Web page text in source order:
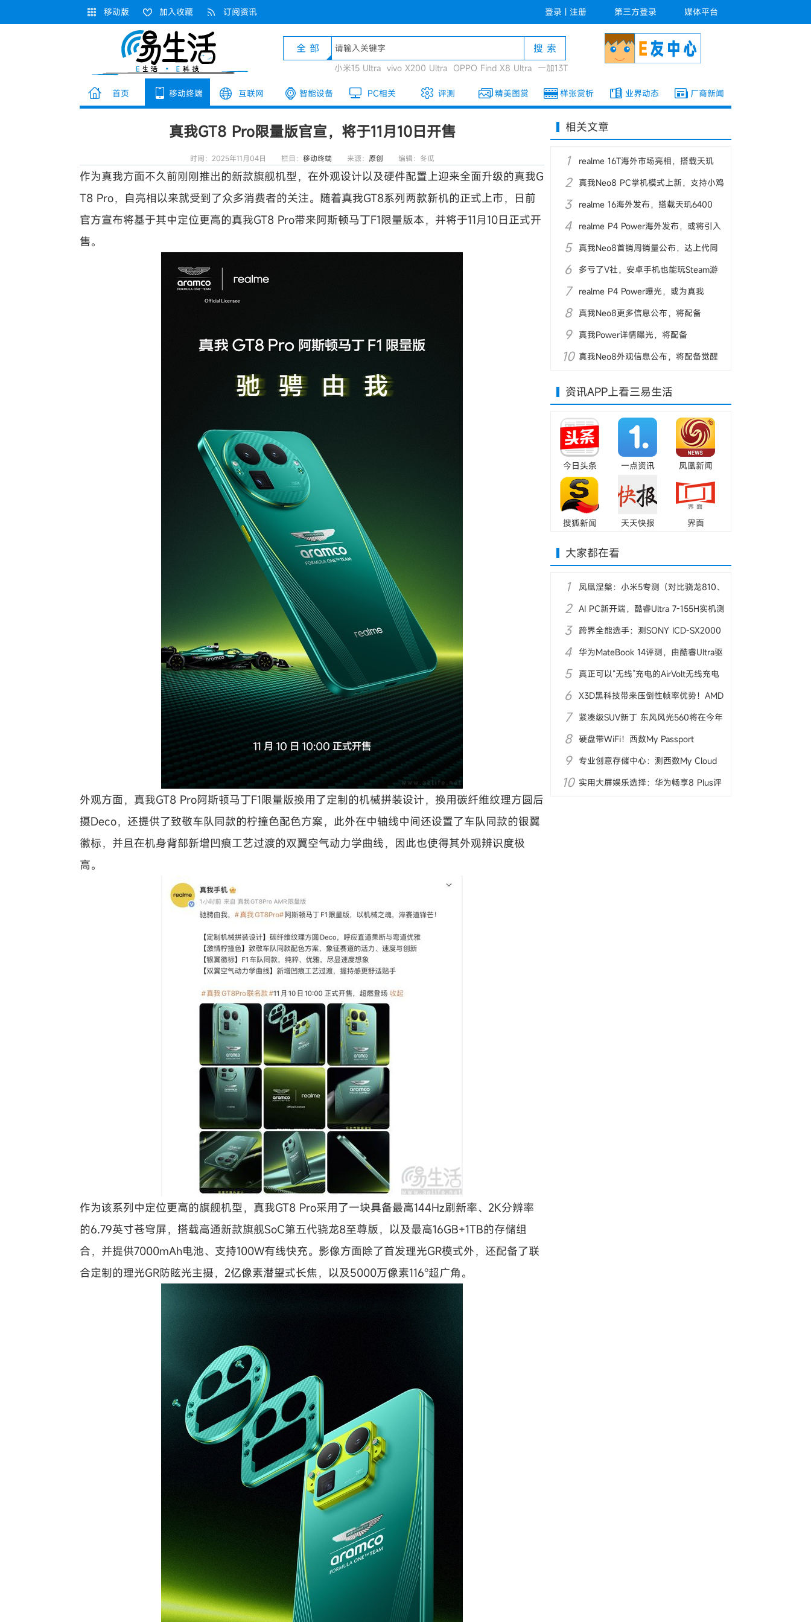
移动版 加入收藏 订阅资讯 登录 | 注册 第三方登录 媒体平台
全 部
小米15 Ultra vivo X200 Ultra OPPO Find X8 Ultra 一加13T
首页 移动终端 互联网 智能设备 PC相关 评测 精美图赏 样张赏析 业界动态 厂商新闻
真我GT8 Pro限量版官宣，将于11月10日开售
时间：2025年11月04日 栏目： 移动终端 来源： 原创 编辑：冬瓜
作为真我方面不久前刚刚推出的新款旗舰机型，在外观设计以及硬件配置上迎来全面升级的真我G
T8 Pro，自亮相以来就受到了众多消费者的关注。随着真我GT8系列两款新机的正式上市，日前
官方宣布将基于其中定位更高的真我GT8 Pro带来阿斯顿马丁F1限量版本，并将于11月10日正式开
售。
外观方面，真我GT8 Pro阿斯顿马丁F1限量版换用了定制的机械拼装设计，换用碳纤维纹理方圆后
摄Deco，还提供了致敬车队同款的柠撞色配色方案，此外在中轴线中间还设置了车队同款的银翼
徽标，并且在机身背部新增凹痕工艺过渡的双翼空气动力学曲线，因此也使得其外观辨识度极
高。
作为该系列中定位更高的旗舰机型，真我GT8 Pro采用了一块具备最高144Hz刷新率、2K分辨率
的6.79英寸苍穹屏，搭载高通新款旗舰SoC第五代骁龙8至尊版，以及最高16GB+1TB的存储组
合，并提供7000mAh电池、支持100W有线快充。影像方面除了首发理光GR模式外，还配备了联
合定制的理光GR防眩光主摄，2亿像素潜望式长焦，以及5000万像素116°超广角。
相关文章
1
realme 16T海外市场亮相，搭载天玑
6300主控
2
真我Neo8 PC掌机模式上新，支持小鸡
X5s手柄
3
realme 16海外发布，搭载天玑6400
Turbo
4
realme P4 Power海外发布，或将引入
国内市场
5
真我Neo8首销周销量公布，达上代同
期的200%
6
多亏了V社，安卓手机也能玩Steam游
7
realme P4 Power曝光，或为真我
Power海外版
8
真我Neo8更多信息公布，将配备
8000mAh电池
9
真我Power详情曝光，将配备
10000mAh电池
10 真我Neo8外观信息公布，将配备觉醒
资讯APP上看三易生活
今日头条 一点资讯 凤凰新闻
搜狐新闻 天天快报 界面
大家都在看
1
凤凰涅槃：小米5专测（对比骁龙810、
麒麟950）
2
AI PC新开端，酷睿Ultra 7-155H实机测
3
跨界全能选手：测SONY ICD-SX2000
录音笔
4
华为MateBook 14评测，由酷睿Ultra驱
动AI体验
5
真正可以“无线”充电的AirVolt无线充电
器亮相
6
X3D黑科技带来压倒性帧率优势！AMD
锐龙7 9800X3D首测
7
紧凑级SUV新丁 东风风光560将在今年
10月上市
8
硬盘带WiFi！西数My Passport
Wireless Pro图赏
9
专业创意存储中心：测西数My Cloud
Pro PR4100
10 实用大屏娱乐选择：华为畅享8 Plus评